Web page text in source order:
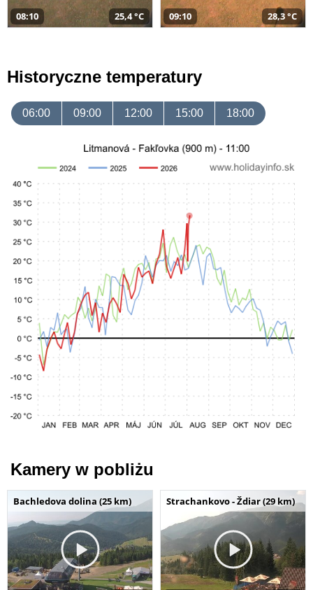
08:10 25,4 °C 09:10 28,3 °C
Historyczne temperatury
06:00 09:00 12:00 15:00 18:00
Kamery w pobliżu
Bachledova dolina (25 km) Strachankovo - Ždiar (29 km)